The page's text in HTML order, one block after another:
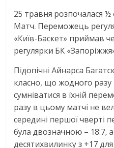
25 травня розпочалася ½
Матч. Переможець
«Київ-Баскет» приймав
регулярки БК
Підопічні Айнарса
класно, що жодного разу
сумніватися в їхній
разу в цьому матчі не
середині першої чверті
була двозначною – 18:7,
десятихвилинку з +17 для